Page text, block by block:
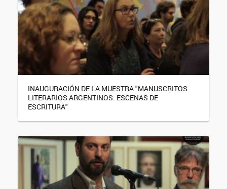
INAUGURACIÓN DE LA MUESTRA "MANUSCRITOS
LITERARIOS ARGENTINOS. ESCENAS DE
ESCRITURA"